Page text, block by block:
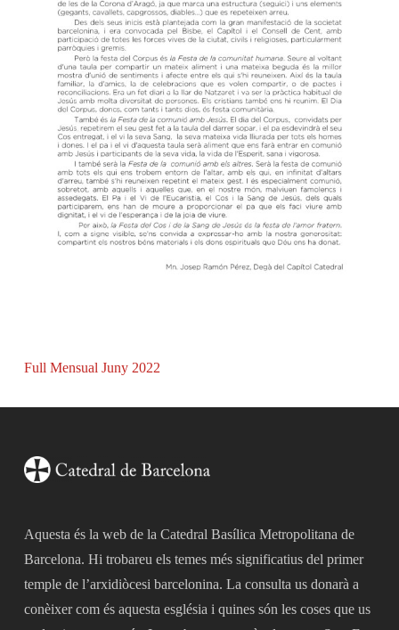
Full Mensual Juny 2022
Aquesta és la web de la Catedral Basílica Metropolitana de
Barcelona. Hi trobareu els temes més significatius del primer
temple de l’arxidiòcesi barcelonina. La consulta us donarà a
conèixer com és aquesta església i quines són les coses que us